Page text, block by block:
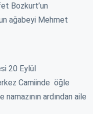
Bozkurt’un
ağabeyi Mehmet
20 Eylül
Camiinde öğle
ardından aile